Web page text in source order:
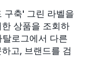
구축' 그린 라벨을
상품을 조회하
로그에서 다른
고, 브랜드를 검